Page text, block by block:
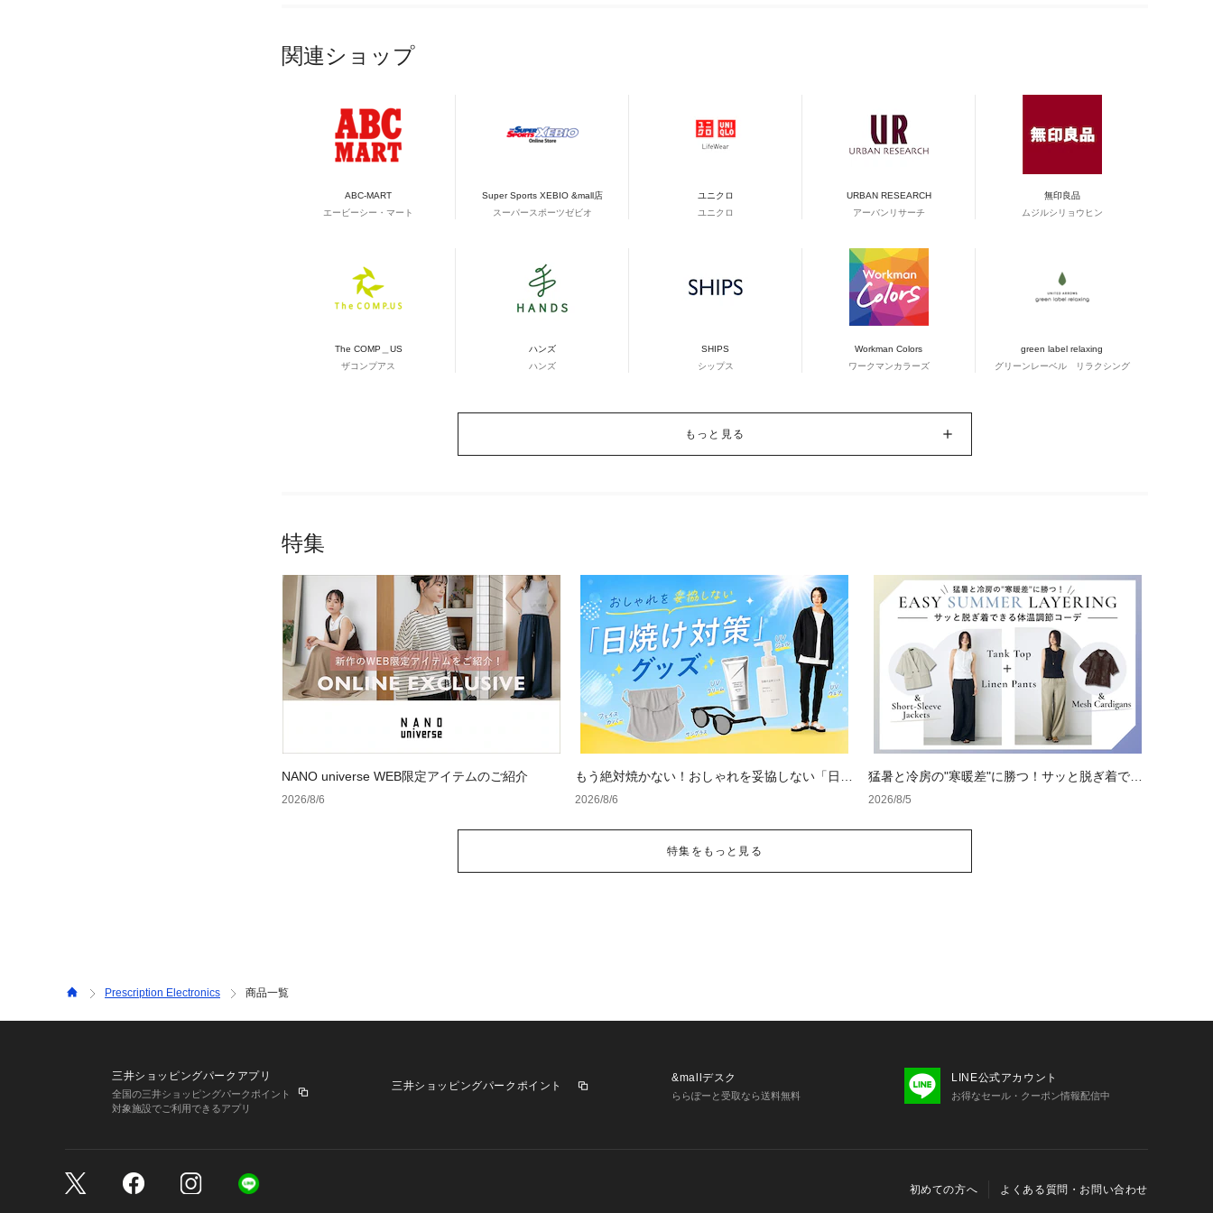
関連ショップ
ABC-MART
エービーシー・マート
Super Sports XEBIO &mall店
スーパースポーツゼビオ
ユニクロ
ユニクロ
URBAN RESEARCH
アーバンリサーチ
無印良品
ムジルシリョウヒン
The COMP＿US
ザコンプアス
ハンズ
ハンズ
SHIPS
シップス
Workman Colors
ワークマンカラーズ
green label relaxing
グリーンレーベル リラクシング
もっと見る
特集
NANO universe WEB限定アイテムのご紹介
2026/8/6
もう絶対焼かない！おしゃれを妥協しない「日焼
け対策」グッズ
2026/8/6
猛暑と冷房の"寒暖差"に勝つ！サッと脱ぎ着でき
る体温調節コーデ
2026/8/5
特集をもっと見る
Prescription Electronics 商品一覧
三井ショッピングパークアプリ
全国の三井ショッピングパークポイント
対象施設でご利用できるアプリ
三井ショッピングパークポイント
&mallデスク
ららぽーと受取なら送料無料
LINE公式アカウント
お得なセール・クーポン情報配信中
初めての方へ よくある質問・お問い合わせ